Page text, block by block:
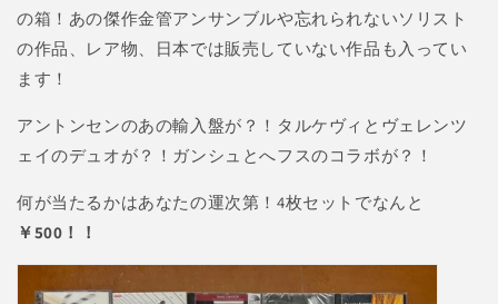
の箱！あの傑作金管アンサンブルや忘れられないソリスト
の作品、レア物、日本では販売していない作品も入ってい
ます！
アントンセンのあの輸入盤が？！タルケヴィとヴェレンツ
ェイのデュオが？！ガンシュとへフスのコラボが？！
何が当たるかはあなたの運次第！4枚セットでなんと
￥500！！